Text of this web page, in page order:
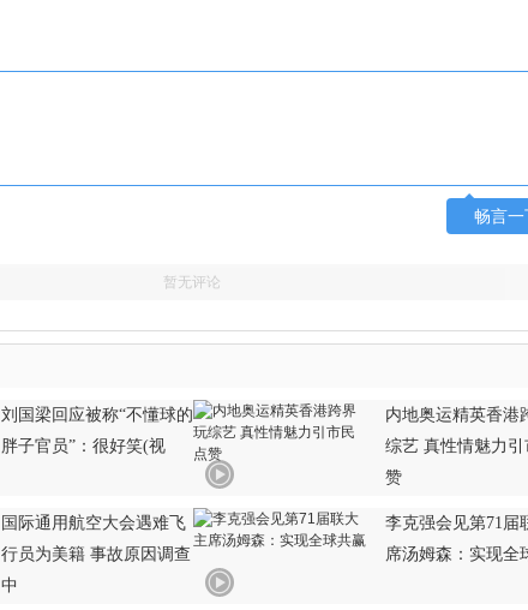
畅言一
暂无评论
刘国梁回应被称“不懂球的
胖子官员”：很好笑(视
内地奥运精英香港
综艺 真性情魅力引
赞
国际通用航空大会遇难飞
行员为美籍 事故原因调查
中
李克强会见第71届
席汤姆森：实现全